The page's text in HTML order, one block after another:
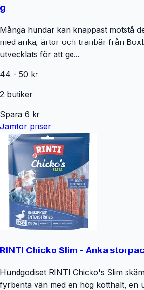
g
Många hundar kan knappast motstå
med anka, ärtor och tranbär från
utvecklats för att ge...
44 - 50 kr
2 butiker
Spara 6 kr
Jämför priser
RINTI Chicko Slim - Anka
Hundgodiset RINTI Chicko's Slim
fyrbenta vän med en hög kötthalt, en